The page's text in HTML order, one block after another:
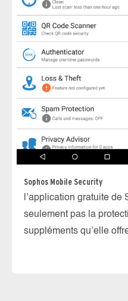
Sophos Mobile Security
l’application gratuite de
seulement pas la
suppléments qu’elle